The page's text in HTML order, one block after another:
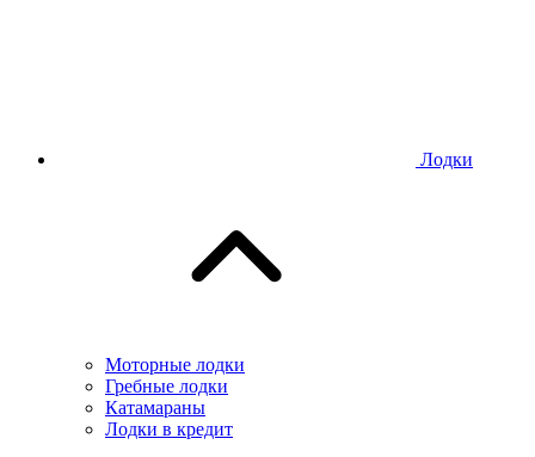
Лодки
Моторные лодки
Гребные лодки
Катамараны
Лодки в кредит